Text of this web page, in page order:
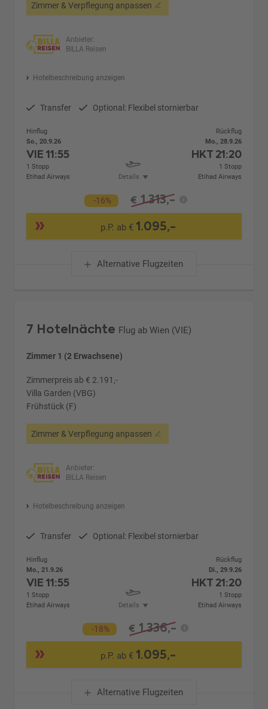
Zimmer & Verpflegung anpassen
Anbieter:
BILLA Reisen
Hotelbeschreibung anzeigen
Transfer Optional: Flexibel stornierbar
Hinflug
So., 20.9.26
VIE11:55
1 Stopp
Etihad Airways
Details
Rückflug
Mo., 28.9.26
HKT 21:20
1 Stopp
Etihad Airways
-16% € 1.313,-
p.P. ab €1.095,-
Alternative Flugzeiten
7 Hotelnächte Flug ab Wien (VIE)
Zimmer 1 (2 Erwachsene)
Zimmerpreis ab € 2.191,-
Villa Garden (VBG)
Frühstück (F)
Zimmer & Verpflegung anpassen
Anbieter:
BILLA Reisen
Hotelbeschreibung anzeigen
Transfer Optional: Flexibel stornierbar
Hinflug
Mo., 21.9.26
VIE11:55
1 Stopp
Etihad Airways
Details
Rückflug
Di., 29.9.26
HKT 21:20
1 Stopp
Etihad Airways
-18% € 1.336,-
p.P. ab €1.095,-
Alternative Flugzeiten